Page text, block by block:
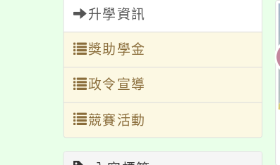
升學資訊
獎助學金
政令宣導
競賽活動
化師範大學辦 桃園市政府家庭教育